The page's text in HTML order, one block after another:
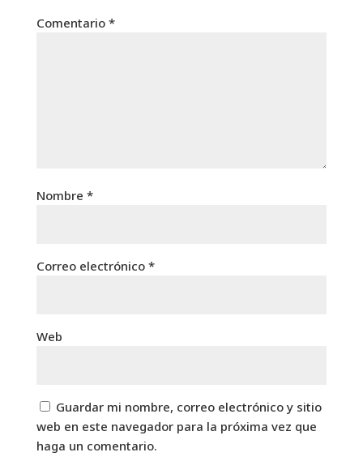
Comentario *
Nombre *
Correo electrónico *
Web
Guardar mi nombre, correo electrónico y sitio
web en este navegador para la próxima vez que
haga un comentario.